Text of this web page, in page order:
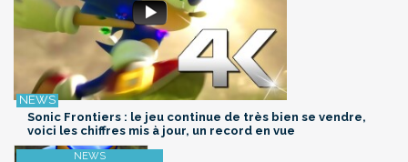
Sonic Frontiers : le jeu continue de très bien se vendre,
voici les chiffres mis à jour, un record en vue